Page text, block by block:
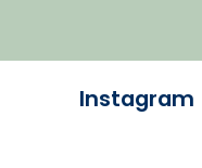
Instagram